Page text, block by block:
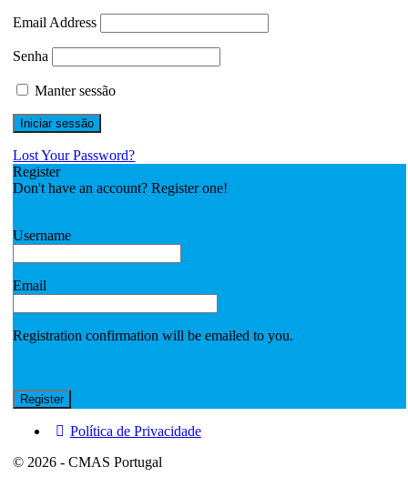
Email Address
Senha
Manter sessão
Lost Your Password?
Register
Don't have an account? Register one!
Username
Email
Registration confirmation will be emailed to you.
Política de Privacidade
© 2026 - CMAS Portugal